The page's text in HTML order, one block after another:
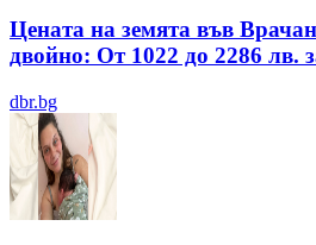
Цената на земята във
двойно: От 1022 до 2286 лв.
dbr.bg